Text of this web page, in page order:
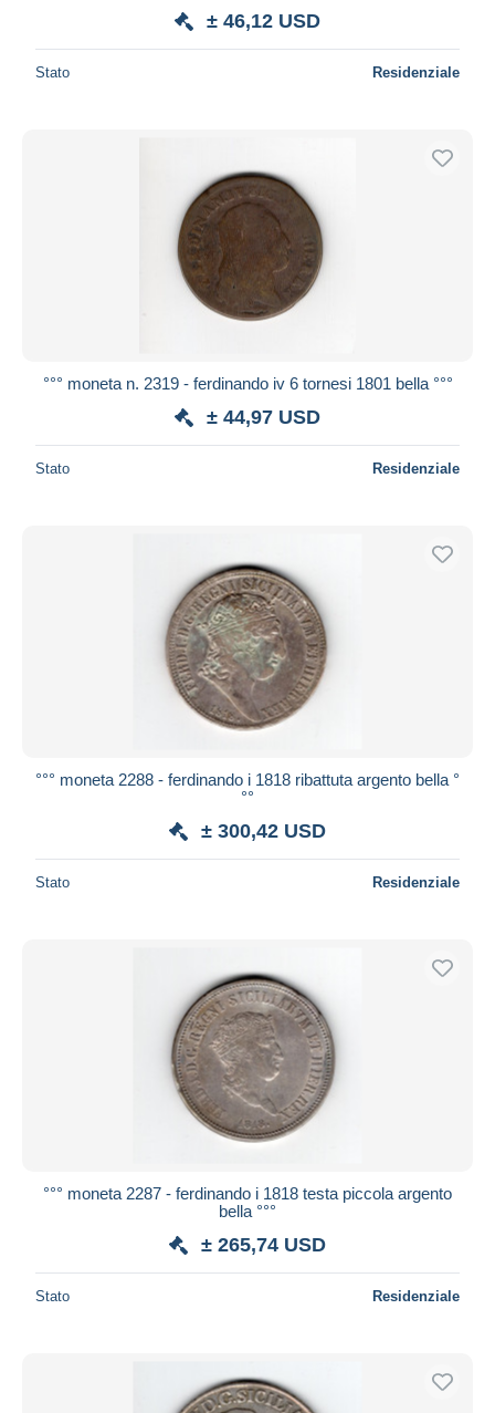
± 46,12 USD
Stato Residenziale
°°° moneta n. 2319 - ferdinando iv 6 tornesi 1801 bella °°°
± 44,97 USD
Stato Residenziale
°°° moneta 2288 - ferdinando i 1818 ribattuta argento bella °
°°
± 300,42 USD
Stato Residenziale
°°° moneta 2287 - ferdinando i 1818 testa piccola argento
bella °°°
± 265,74 USD
Stato Residenziale